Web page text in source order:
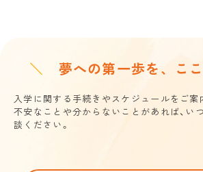
夢への第一歩を、ここ
入学に関する手続きやスケジュールをご案
不安なことや分からないことがあれば、い
談ください。